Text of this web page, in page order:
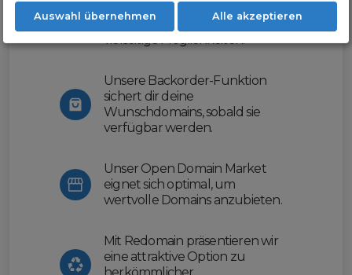
erleichtern wir dir den
Domainhandel und bieten dir
vielseitige Möglichkeiten.
Unsere Backorder-Funktion
sichert dir deine
Wunschdomains, sobald sie
verfügbar werden.
Unser Open Domain Market
eignet sich optimal, um
wertvolle Domains anzubieten.
Mit Redomain präsentieren wir
eine attraktive Option zu
Auswahl übernehmen Alle akzeptieren